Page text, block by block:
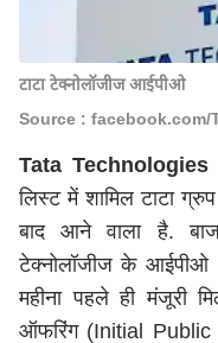
टाटा टेक्नोलॉजीज आईपीओ
Source : facebook.com/
Tata Technologies
लिस्ट में शामिल टाटा
बाद आने वाला है.
टेक्नोलॉजीज के
महीना पहले ही मंजूरी
ऑफरिंग (Initial